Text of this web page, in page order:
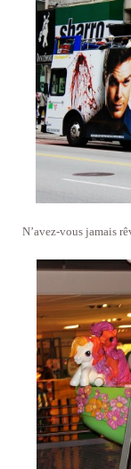
N’avez-vous jamais